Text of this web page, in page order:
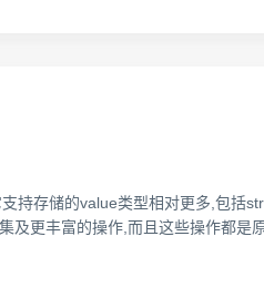
持存储的value类型相对更多,包括
更丰富的操作,而且这些操作都